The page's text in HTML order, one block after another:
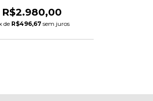
R$2.980,00
de R$496,67 sem juros